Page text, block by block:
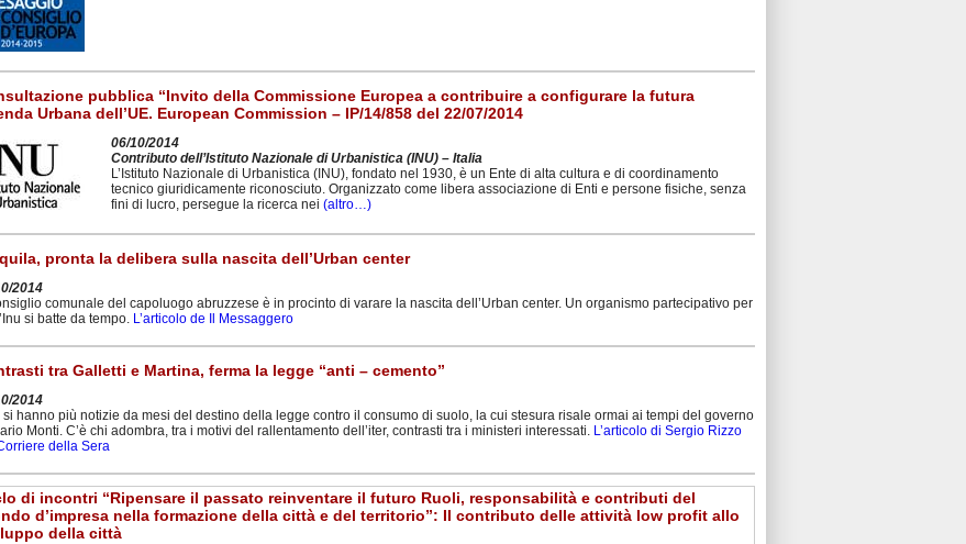
pubblica “Invito della Commissione Europea a contribuire a configurare la futura
Urbana dell’UE. European Commission – IP/14/858 del 22/07/2014
06/10/2014
Contributo dell’Istituto Nazionale di Urbanistica (INU) – Italia
L’Istituto Nazionale di Urbanistica (INU), fondato nel 1930, è un Ente di alta cultura e di coordinamento
tecnico giuridicamente riconosciuto. Organizzato come libera associazione di Enti e persone fisiche, senza
fini di lucro, persegue la ricerca nei (altro…)
pronta la delibera sulla nascita dell’Urban center
2014
comunale del capoluogo abruzzese è in procinto di varare la nascita dell’Urban center. Un organismo partecipativo per
si batte da tempo. L’articolo de Il Messaggero
tra Galletti e Martina, ferma la legge “anti – cemento”
2014
si hanno più notizie da mesi del destino della legge contro il consumo di suolo, la cui stesura risale ormai ai tempi del governo
Monti. C’è chi adombra, tra i motivi del rallentamento dell’iter, contrasti tra i ministeri interessati. L’articolo di Sergio Rizzo
della Sera
di incontri “Ripensare il passato reinventare il futuro Ruoli, responsabilità e contributi del
d’impresa nella formazione della città e del territorio”: Il contributo delle attività low profit allo
della città